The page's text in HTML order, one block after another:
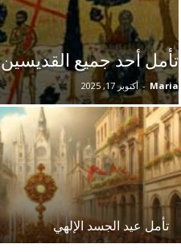
تأمل أحد جميع القديسين
Maria
- أكتوبر 17, 2025
تأمل عيد الجسد الإلهي